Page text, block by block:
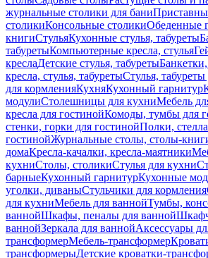
журнальные столики для бани
столикиКонсольные столикиОбеденные
книгиСтульяКухонные стулья, табуреты
табуретыКомпьютерные кресла, стулья
креслаДетские стулья, табуреты
кресла, стулья, табуретыСтулья,
для кормленияКухняКухонный гарнитур
модулиСтолешницы для кухниМебель
кресла для гостинойКомоды, тумбы для
стенки, горки для гостинойПолки,
гостинойЖурнальные столы, столы-
домаКресла-качалки, кресла-маятники
кухниСтолы, столикиСтулья для кухни
барныеКухонный гарнитурКухонные
уголки, диваныСтульчики для кормления
для кухниМебель для ваннойТумбы,
ваннойШкафы, пеналы для ванной
ваннойЗеркала для ваннойАксессуары
трансформерМебель-трансформер
трансформерыДетские кроватки-